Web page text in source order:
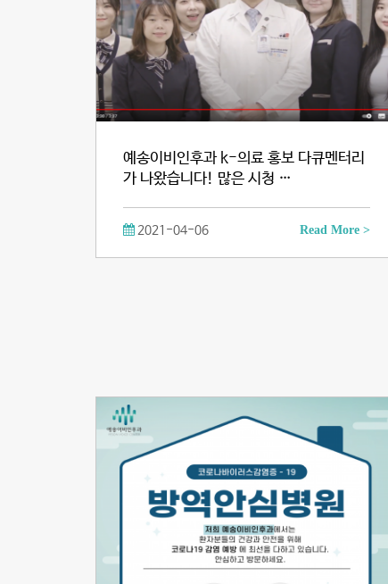
예송이비인후과 k-의료 홍보 다큐멘터리
가 나왔습니다! 많은 시청 …
2021-04-06 Read More >